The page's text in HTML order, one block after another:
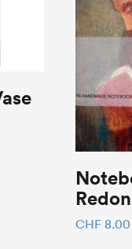
Redon
CHF 8.00